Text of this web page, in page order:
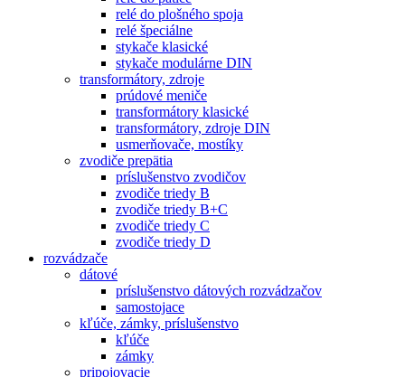
relé do plošného spoja
relé špeciálne
stykače klasické
stykače modulárne DIN
transformátory, zdroje
prúdové meniče
transformátory klasické
transformátory, zdroje DIN
usmerňovače, mostíky
zvodiče prepätia
príslušenstvo zvodičov
zvodiče triedy B
zvodiče triedy B+C
zvodiče triedy C
zvodiče triedy D
rozvádzače
dátové
príslušenstvo dátových rozvádzačov
samostojace
kľúče, zámky, príslušenstvo
kľúče
zámky
pripojovacie